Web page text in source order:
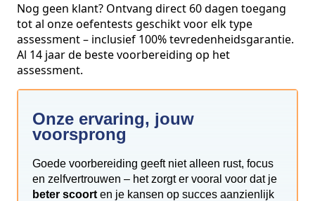
Nog geen klant? Ontvang direct 60 dagen toegang
tot al onze oefentests geschikt voor elk type
assessment – inclusief 100% tevredenheidsgarantie.
Al 14 jaar de beste voorbereiding op het
assessment.
Onze ervaring, jouw
voorsprong
Goede voorbereiding geeft niet alleen rust, focus
en zelfvertrouwen – het zorgt er vooral voor dat je
beter scoort en je kansen op succes aanzienlijk